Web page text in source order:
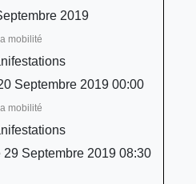
2019
mobilité
Septembre 2019 00:00
mobilité
29 Septembre 2019 08:30